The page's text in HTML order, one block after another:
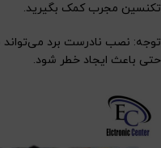
تکنسین مجرب کمک بگیرید.
توجه: نصب نادرست برد
حتی باعث ایجاد خطر شود.